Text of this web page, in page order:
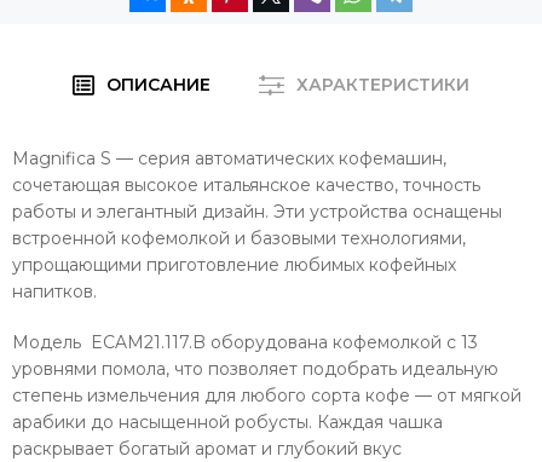
ОПИСАНИЕ ХАРАКТЕРИСТИКИ
Magnifica S — серия автоматических кофемашин,
сочетающая высокое итальянское качество, точность
работы и элегантный дизайн. Эти устройства оснащены
встроенной кофемолкой и базовыми технологиями,
упрощающими приготовление любимых кофейных
напитков.
Модель ECAM21.117.B оборудована кофемолкой с 13
уровнями помола, что позволяет подобрать идеальную
степень измельчения для любого сорта кофе — от мягкой
арабики до насыщенной робусты. Каждая чашка
раскрывает богатый аромат и глубокий вкус